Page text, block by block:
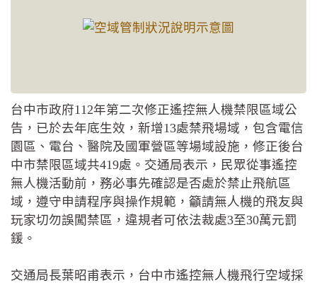
台中市政府112年第二次修正遙控無人機禁限區域公
告，已於去年底生效，新增13處禁飛場域，包含電信
園區、電台、醫院及國軍營區等場域設施，修正後台
中市禁限區域共419處。交通局表示，民眾從事遙控
無人機活動前，務必事先確認是否處於禁止飛航區
域，遵守申請程序與操作規範，籲請無人機的飛友與
玩家切勿誤闖禁區，違規者可依法裁處3至30萬元罰
鍰。
交通局長葉昭甫表示，台中市遙控無人機飛行空域採